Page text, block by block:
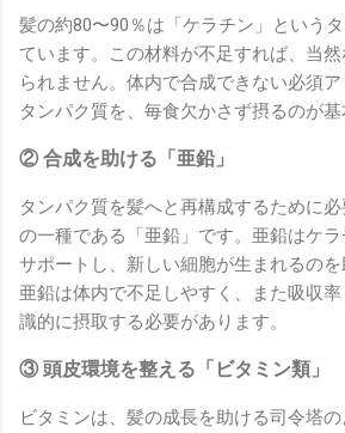
髪の約80〜90％は「ケラチン」という
ています。この材料が不足すれば、当
られません。体内で合成できない必須
タンパク質を、毎食欠かさず摂るのが基
② 合成を助ける「亜鉛」
タンパク質を髪へと再構成するために
の一種である「亜鉛」です。亜鉛はケ
サポートし、新しい細胞が生まれるのを
亜鉛は体内で不足しやすく、また吸収
識的に摂取する必要があります。
③ 頭皮環境を整える「ビタミン類」
ビタミンは、髪の成長を助ける司令塔